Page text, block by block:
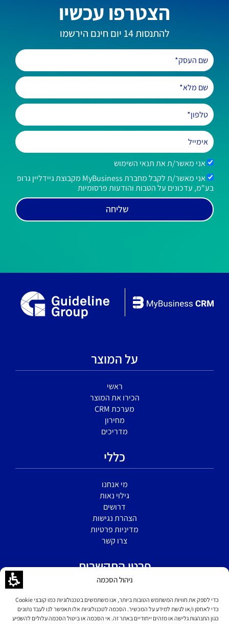
ניהול הסכמה
כדי לספק את חוויות המשתמש הטובות ביותר, אנו משתמשים בטכנולוגיות כמו קובצי Cookie
כדי לאחסן ו/או לגשת למידע על המכשיר. הסכמה לטכנולוגיות אלו תאפשר לנו לעבד נתונים
כגון התנהגות גלישה או מזהים ייחודיים באתר זה. אי הסכמה או ביטול הסכמה עלולים להשפיע
הצטרפו עכשיו
להתנסות 14 יום חינם הירשמו
אני מאשר/ת את תנאי השימוש
אני מאשר/ת לקבל מחברת MyBusiness מקבוצת גיידליין גרופ
בע"מ, עדכונים על הטבות והודעות פרסומיות
שליחה
על המוצר
ראשי
הכירו את המוצר
מערכת CRM
מחירון
מדריכים
כללי
מי אנחנו
גילוי נאות
דרושים
הצהרת נגישות
מדיניות פרטיות
צרו קשר
פרטי התקשרות
הירקון 5 א' בני ברק
077-6049599